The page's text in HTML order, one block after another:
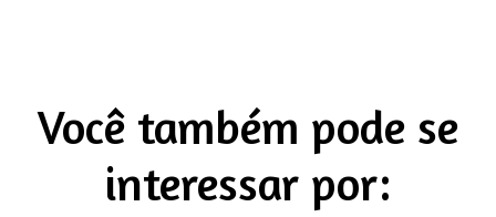
Você também pode se
interessar por: